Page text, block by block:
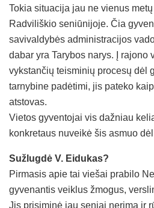
Tokia situacija jau ne vienus
Radviliškio seniūnijoje. Čia
savivaldybės administracijos
dabar yra Tarybos narys. Į rajono
vykstančių teisminių procesų dėl
tarnybine padėtimi, jis pateko
atstovas.
Vietos gyventojai vis dažniau
konkretaus nuveikė šis asmuo
Sužlugdė V. Eidukas?
Pirmasis apie tai viešai prabilo
gyvenantis veiklus žmogus,
Jis prisiminė jau seniai nerimą ir